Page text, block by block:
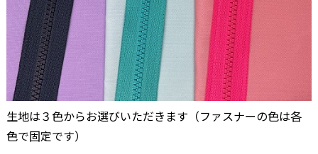
生地は３色からお選びいただきます（ファスナーの色は各
色で固定です）